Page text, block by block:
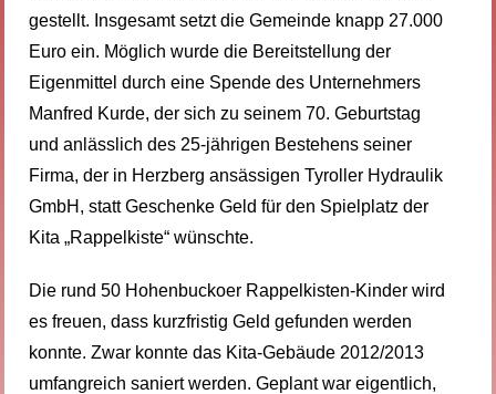
gestellt. Insgesamt setzt die Gemeinde knapp 27.000
Euro ein. Möglich wurde die Bereitstellung der
Eigenmittel durch eine Spende des Unternehmers
Manfred Kurde, der sich zu seinem 70. Geburtstag
und anlässlich des 25-jährigen Bestehens seiner
Firma, der in Herzberg ansässigen Tyroller Hydraulik
GmbH, statt Geschenke Geld für den Spielplatz der
Kita „Rappelkiste“ wünschte.
Die rund 50 Hohenbuckoer Rappelkisten-Kinder wird
es freuen, dass kurzfristig Geld gefunden werden
konnte. Zwar konnte das Kita-Gebäude 2012/2013
umfangreich saniert werden. Geplant war eigentlich,